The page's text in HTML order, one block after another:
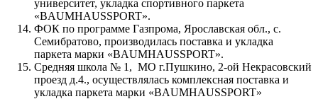
университет, укладка спортивного паркета
«BAUMHAUSSPORT».
ФОК по программе Газпрома, Ярославская обл., с.
Семибратово, производилась поставка и укладка
паркета марки «BAUMHAUSSPORT».
Средняя школа № 1, МО г.Пушкино, 2-ой Некрасовский
проезд д.4., осуществлялась комплексная поставка и
укладка паркета марки «BAUMHAUSSPORT»